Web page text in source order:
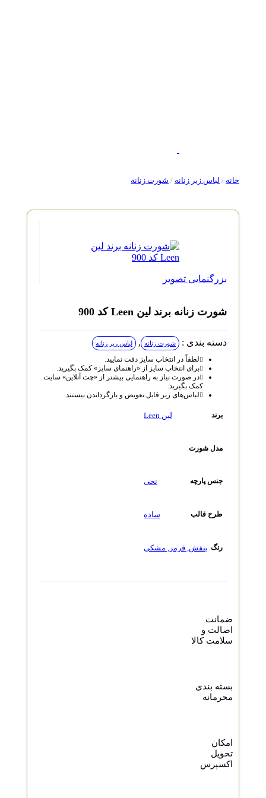
لباس زیر زنانه / شورت زنانه
بزرگنمایی تصویر
شورت زنانه برند لین Leen کد 900
دسته بندی : شورت زنانه , لباس زیر زنانه
لطفاً در انتخاب سایز دقت نمایید.
برای انتخاب سایز از «راهنمای سایز» کمک بگیرید.
در صورت نیاز به راهنمایی بیشتر از «چت آنلاین» سایت
کمک بگیرید.
لباس‌های زیر قابل تعویض و بازگرداندن نیستند.
مدل شورت
جنس پارچه
طرح قالب
بنفش ,قرمز ,مشکی
ضمانت
اصالت و
سلامت کالا
بسته بندی
محرمانه
تحویل
اکسپرس